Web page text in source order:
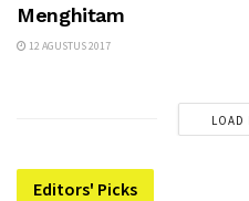
Menghitam
12 AGUSTUS 2017
LOAD
Editors' Picks